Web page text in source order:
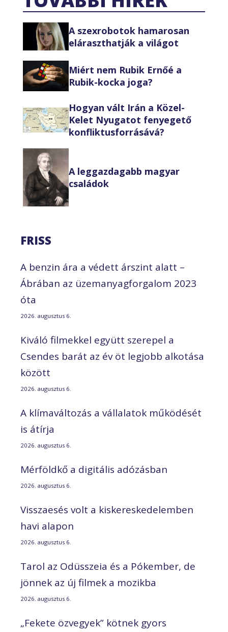
A szexrobotok hamarosan
eláraszthatják a világot
Miért nem Rubik Ernőé a
Rubik-kocka joga?
Hogyan vált Irán a Közel-
Kelet Nyugatot fenyegető
konfliktusforrásává?
A leggazdagabb magyar
családok
FRISS
A benzin ára a védett árszint alatt –
Ábrában az üzemanyagforgalom 2023
óta
2026. augusztus 6.
Kiváló filmekkel együtt szerepel a
Csendes barát az év öt legjobb alkotása
között
2026. augusztus 6.
A klímaváltozás a vállalatok működését
is átírja
2026. augusztus 6.
Mérföldkő a digitális adózásban
2026. augusztus 6.
Visszaesés volt a kiskereskedelemben
havi alapon
2026. augusztus 6.
Tarol az Odüsszeia és a Pókember, de
jönnek az új filmek a mozikba
2026. augusztus 6.
„Fekete özvegyek” kötnek gyors